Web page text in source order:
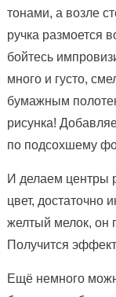
тонами, а возле
ручка размоется
бойтесь
много и густо,
бумажным
рисунка!
по подсохшему
И делаем центры
цвет, достаточно
желтый мелок, он
Получится
Ещё немного